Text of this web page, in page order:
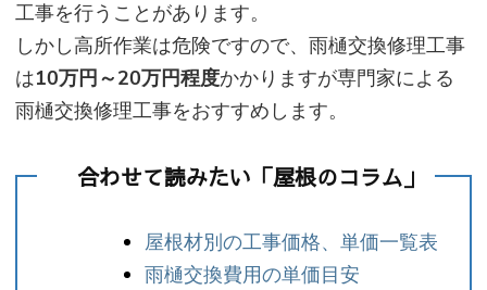
工事を行うことがあります。
しかし高所作業は危険ですので、雨樋交換修理工事
は10万円～20万円程度かかりますが専門家による
雨樋交換修理工事をおすすめします。
合わせて読みたい「屋根のコラム」
屋根材別の工事価格、単価一覧表
雨樋交換費用の単価目安